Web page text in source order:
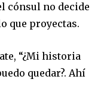
cónsul no decide
que proyectas.
“¿Mi historia
quedar?. Ahí